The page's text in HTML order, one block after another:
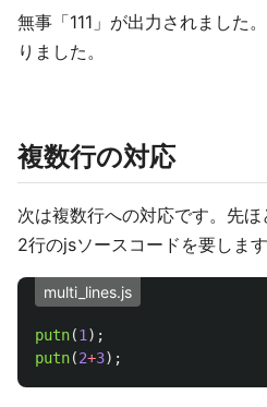
無事「111」が出力されました
りました。
複数行の対応
次は複数行への対応です。先
2行のjsソースコードを要します
multi_lines.js
putn(1 );
putn(2+3);